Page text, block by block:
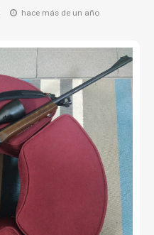
hace más de un año